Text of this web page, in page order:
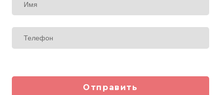
Отправить